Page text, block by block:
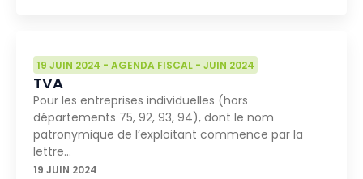
19 JUIN 2024 - AGENDA FISCAL - JUIN 2024
TVA
Pour les entreprises individuelles (hors
départements 75, 92, 93, 94), dont le nom
patronymique de l’exploitant commence par la
lettre…
19 JUIN 2024